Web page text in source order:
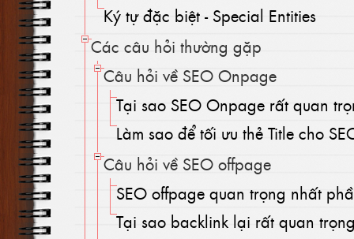
Ký tự đặc biệt - Special Entities
Các câu hỏi thường gặp
Câu hỏi về SEO Onpage
Tại sao SEO Onpage rất quan
Làm sao để tối ưu thẻ Title cho
Câu hỏi về SEO offpage
SEO offpage quan trọng nhất
Tại sao backlink lại rất quan